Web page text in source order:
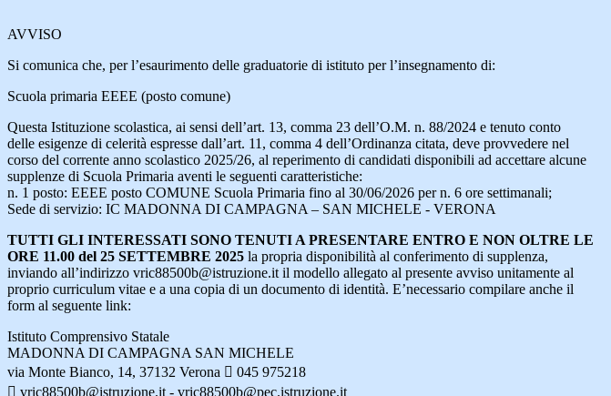
AVVISO
Si comunica che, per l’esaurimento delle graduatorie di istituto per l’insegnamento di:
Scuola primaria EEEE (posto comune)
Questa Istituzione scolastica, ai sensi dell’art. 13, comma 23 dell’O.M. n. 88/2024 e tenuto conto
delle esigenze di celerità espresse dall’art. 11, comma 4 dell’Ordinanza citata, deve provvedere nel
corso del corrente anno scolastico 2025/26, al reperimento di candidati disponibili ad accettare alcune
supplenze di Scuola Primaria aventi le seguenti caratteristiche:
n. 1 posto: EEEE posto COMUNE Scuola Primaria fino al 30/06/2026 per n. 6 ore settimanali;
Sede di servizio: IC MADONNA DI CAMPAGNA – SAN MICHELE - VERONA
TUTTI GLI INTERESSATI SONO TENUTI A PRESENTARE ENTRO E NON OLTRE LE
ORE 11.00 del 25 SETTEMBRE 2025 la propria disponibilità al conferimento di supplenza,
inviando all’indirizzo vric88500b@istruzione.it il modello allegato al presente avviso unitamente al
proprio curriculum vitae e a una copia di un documento di identità. E’necessario compilare anche il
form al seguente link:
Istituto Comprensivo Statale
MADONNA DI CAMPAGNA SAN MICHELE
via Monte Bianco, 14, 37132 Verona  045 975218
 vric88500b@istruzione.it - vric88500b@pec.istruzione.it